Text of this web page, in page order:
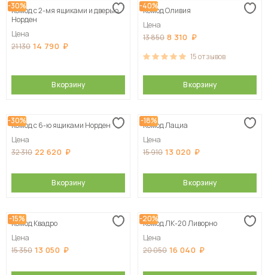
-30%
Комод с 2-мя ящиками и дверью
Норден
Цена
21 130 14 790
В корзину
-40%
Комод Оливия
Цена
13 850 8 310
15отзывов
В корзину
-30%
Комод с 6-ю ящиками Норден
Цена
32 310 22 620
В корзину
-18%
Комод Лациа
Цена
15 910 13 020
В корзину
-15%
Комод Квадро
Цена
15 350 13 050
-20%
Комод ЛК-20 Ливорно
Цена
20 050 16 040